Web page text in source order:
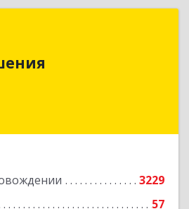
3229
57
обл, Смоленск г, Большая